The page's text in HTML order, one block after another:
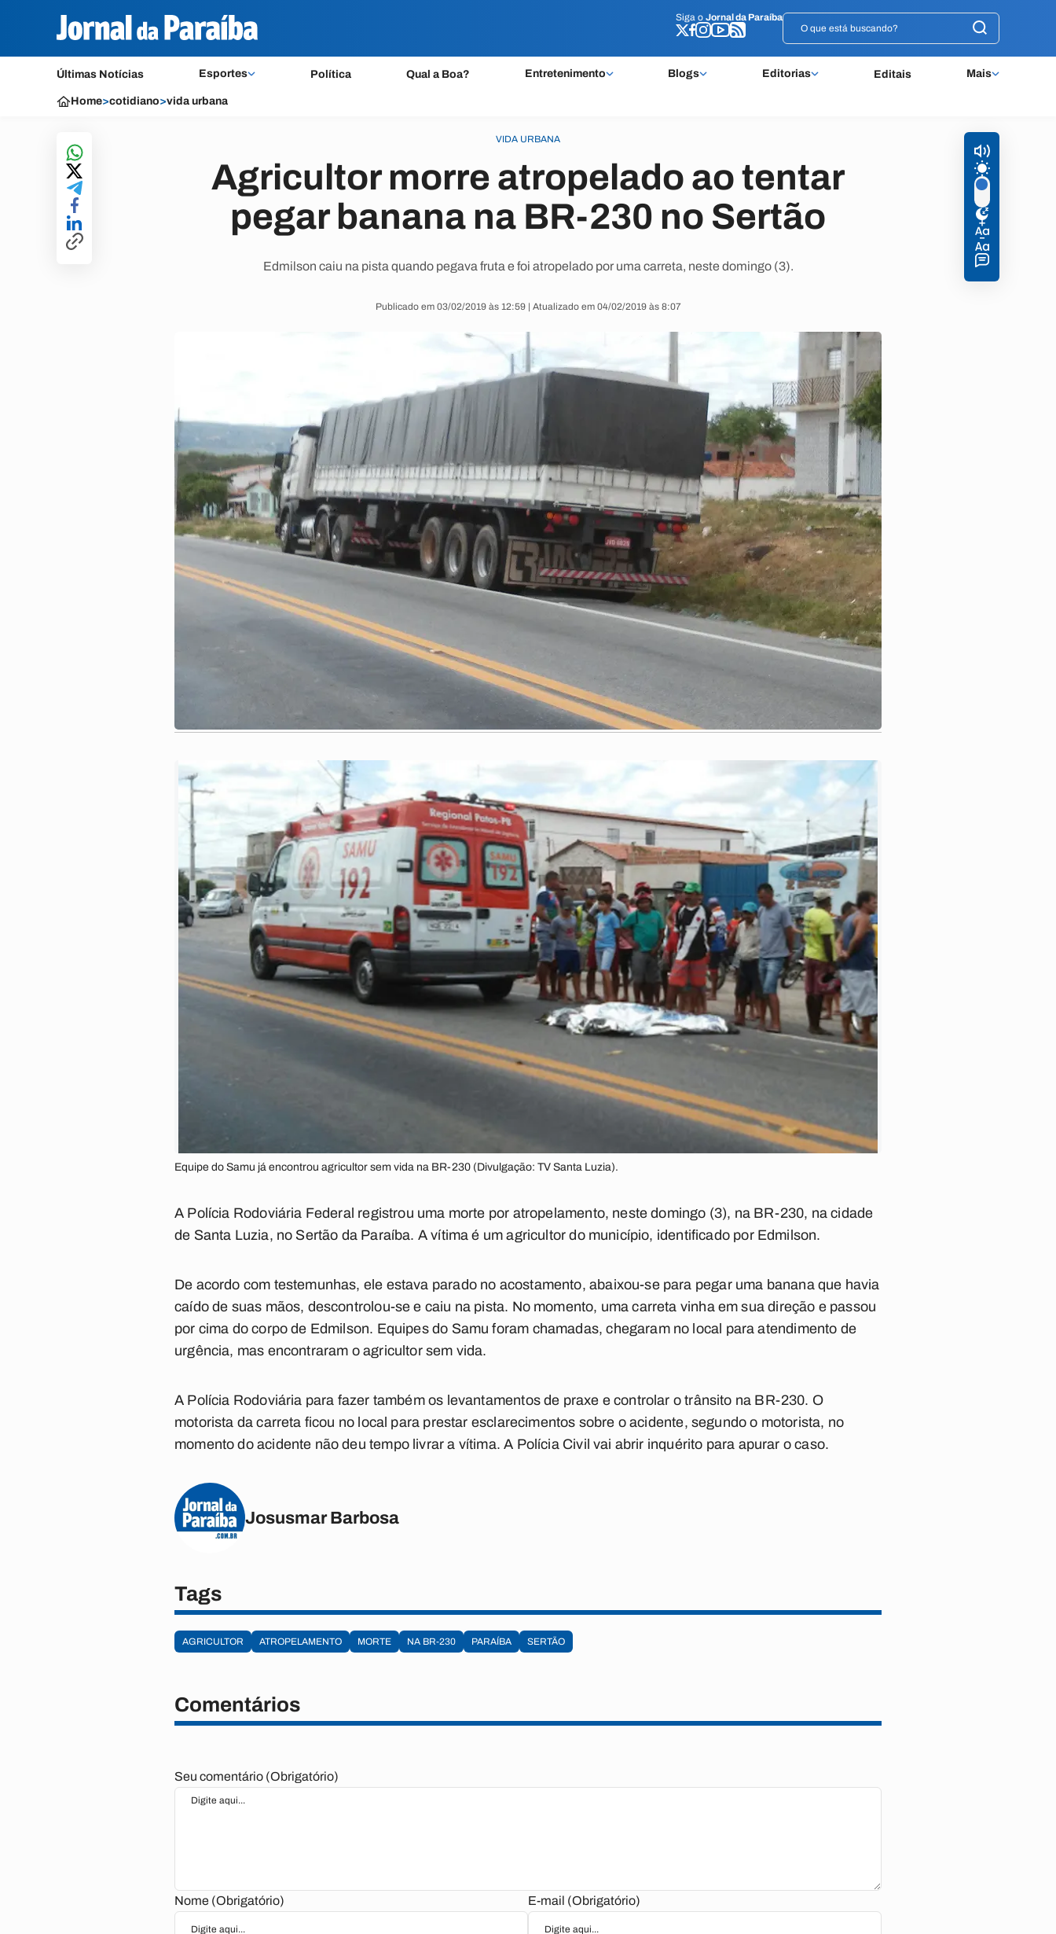
Siga o Jornal da Paraíba
Últimas Notícias Esportes Política Qual a Boa? Entretenimento Blogs Editorias Editais Mais
Siga o Jornal da Paraíba
Home>cotidiano>vida urbana
VIDA URBANA
Agricultor morre atropelado ao tentar
pegar banana na BR-230 no Sertão
Edmilson caiu na pista quando pegava fruta e foi atropelado por uma carreta, neste domingo (3).
Publicado em 03/02/2019 às 12:59 | Atualizado em 04/02/2019 às 8:07
Equipe do Samu já encontrou agricultor sem vida na BR-230 (Divulgação: TV Santa Luzia).
A Polícia Rodoviária Federal registrou uma morte por atropelamento, neste domingo (3), na BR-230, na cidade
de Santa Luzia, no Sertão da Paraíba. A vítima é um agricultor do município, identificado por Edmilson.
De acordo com testemunhas, ele estava parado no acostamento, abaixou-se para pegar uma banana que havia
caído de suas mãos, descontrolou-se e caiu na pista. No momento, uma carreta vinha em sua direção e passou
por cima do corpo de Edmilson. Equipes do Samu foram chamadas, chegaram no local para atendimento de
urgência, mas encontraram o agricultor sem vida.
A Polícia Rodoviária para fazer também os levantamentos de praxe e controlar o trânsito na BR-230. O
motorista da carreta ficou no local para prestar esclarecimentos sobre o acidente, segundo o motorista, no
momento do acidente não deu tempo livrar a vítima. A Polícia Civil vai abrir inquérito para apurar o caso.
Josusmar Barbosa
Tags
AGRICULTOR ATROPELAMENTO MORTE NA BR-230 PARAÍBA SERTÃO
Comentários
Seu comentário (Obrigatório)
Nome (Obrigatório) E-mail (Obrigatório)